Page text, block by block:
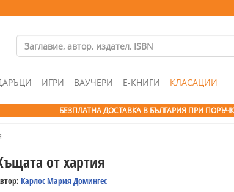
ИГРИ ВАУЧЕРИ Е-КНИГИ КЛАСАЦИИ
БЕЗПЛАТНА ДОСТАВКА В БЪЛГАРИЯ ПРИ
от хартия
Карлос Мария Домингес